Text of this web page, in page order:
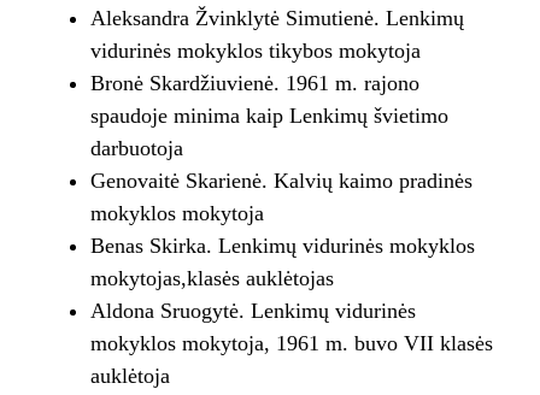
Aleksandra Žvinklytė Simutienė. Lenkimų
vidurinės mokyklos tikybos mokytoja
Bronė Skardžiuvienė. 1961 m. rajono
spaudoje minima kaip Lenkimų švietimo
darbuotoja
Genovaitė Skarienė. Kalvių kaimo pradinės
mokyklos mokytoja
Benas Skirka. Lenkimų vidurinės mokyklos
mokytojas,klasės auklėtojas
Aldona Sruogytė. Lenkimų vidurinės
mokyklos mokytoja, 1961 m. buvo VII klasės
auklėtoja